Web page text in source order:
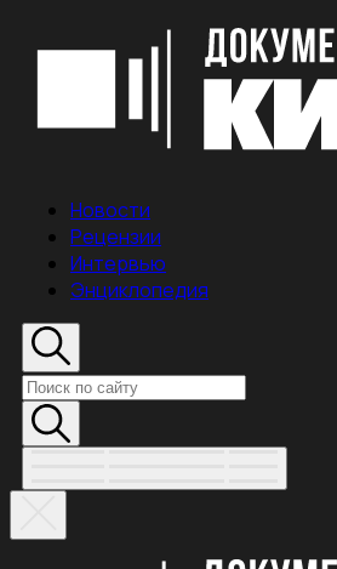
Новости
Рецензии
Интервью
Энциклопедия